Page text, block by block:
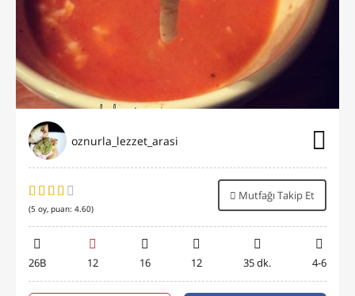
oznurla_lezzet_arasi
(5 oy, puan: 4.60)
Mutfağı Takip Et
26B 12 16 12 35 dk. 4-6